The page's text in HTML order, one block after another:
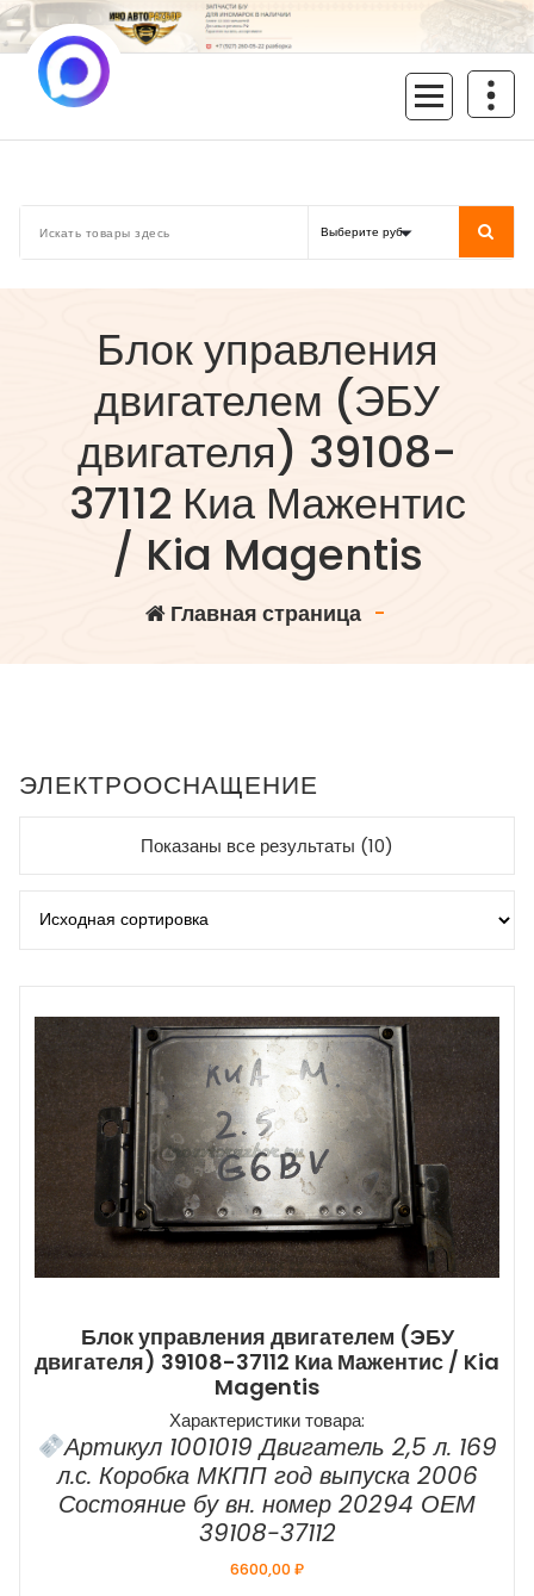
Перейти
к
содержимому
Блок управления
двигателем (ЭБУ
двигателя) 39108-
37112 Киа Мажентис
/ Kia Magentis
Главная страница-
ЭЛЕКТРООСНАЩЕНИЕ
Показаны все результаты (10)
Блок управления двигателем (ЭБУ
двигателя) 39108-37112 Киа Мажентис / Kia
Magentis
Характеристики товара:
Артикул 1001019 Двигатель 2,5 л. 169
л.с. Коробка МКПП год выпуска 2006
Состояние бу вн. номер 20294 ОЕМ
39108-37112
6600,00₽